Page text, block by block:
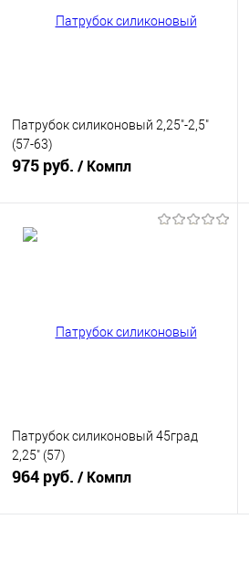
Патрубок силиконовый 2,25"-2,5"
(57-63)
975 руб. / Компл
Патрубок силиконовый 45град
2,25" (57)
964 руб. / Компл